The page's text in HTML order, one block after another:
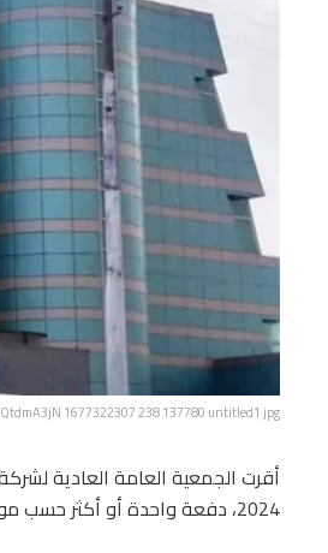
QtdmA3jN 1677322307 238 137780 untitled1 jpg
2024، دفعة واحدة أو أكثر حسب موقف السيولة بالشركة.